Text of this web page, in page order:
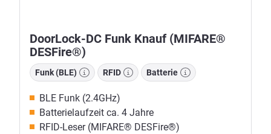
DoorLock-DC Funk Knauf (MIFARE®
DESFire®)
Funk (BLE) RFID Batterie
BLE Funk (2.4GHz)
Batterielaufzeit ca. 4 Jahre
RFID-Leser (MIFARE® DESFire®)